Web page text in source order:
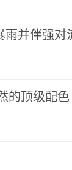
并伴强对
的顶级配色